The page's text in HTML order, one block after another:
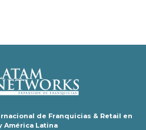
de Franquicias & Retail en
América Latina